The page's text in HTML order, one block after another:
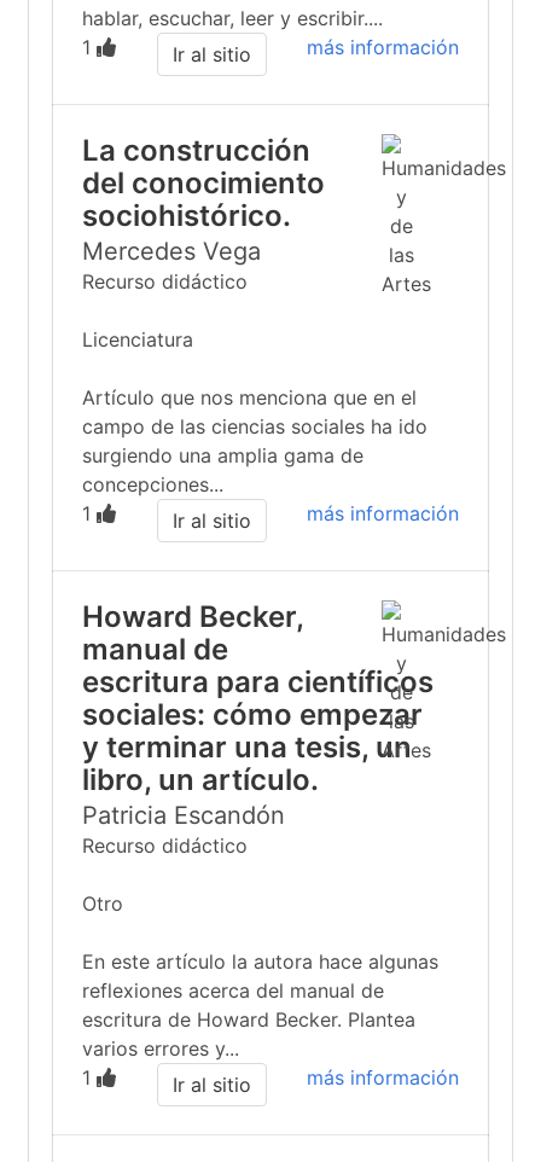
hablar, escuchar, leer y escribir....
1
más información
Ir al sitio
La construcción
del conocimiento
sociohistórico.
Mercedes Vega
Recurso didáctico
Licenciatura
Artículo que nos menciona que en el
campo de las ciencias sociales ha ido
surgiendo una amplia gama de
concepciones...
1
más información
Ir al sitio
Howard Becker,
manual de
escritura para científicos
sociales: cómo empezar
y terminar una tesis, un
libro, un artículo.
Patricia Escandón
Recurso didáctico
Otro
En este artículo la autora hace algunas
reflexiones acerca del manual de
escritura de Howard Becker. Plantea
varios errores y...
1
más información
Ir al sitio